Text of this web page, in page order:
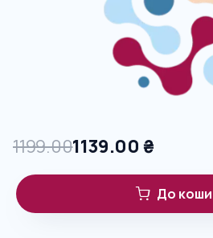
1199.001139.00 ₴
До